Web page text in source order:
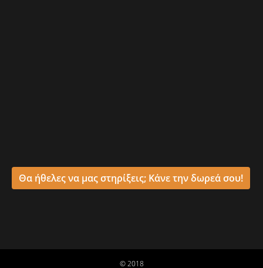
Θα ήθελες να μας στηρίξεις; Κάνε την δωρεά σου!
© 2018